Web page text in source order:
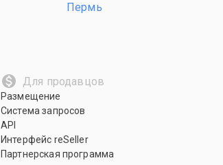
Пермь
Для продавцов
Размещение
Система запросов
API
Интерфейс reSeller
Партнерская программа